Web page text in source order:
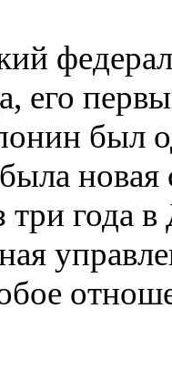
его
был
три года